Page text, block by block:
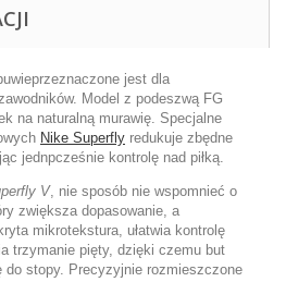
jest dla
Model z podeszwą FG
na naturalną murawię. Specjalne
Nike Superfly redukuje zbędne
jednpcześnie kontrolę nad piłką.
V, nie sposób nie wspomnieć o
zwiększa dopasowanie, a
mikrotekstura, ułatwia kontrolę
trzymanie pięty, dzięki czemu but
do stopy. Precyzyjnie rozmieszczone